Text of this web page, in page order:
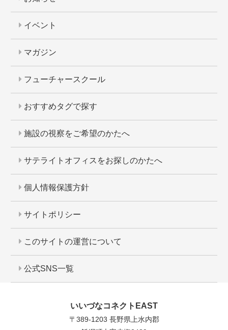
イベント
マガジン
フューチャースクール
おすすめタグで探す
施設の視察をご希望のかたへ
サテライトオフィスをお探しのかたへ
個人情報保護方針
サイトポリシー
このサイトの運営について
公式SNS一覧
いいづなコネクトEAST
〒389-1203 長野県上水内郡